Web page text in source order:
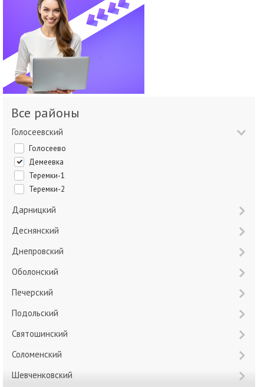
Все районы
Голосеевский
Голосеево
Демеевка
Теремки-1
Теремки-2
Дарницкий
Деснянский
Днепровский
Оболонский
Печерский
Подольский
Святошинский
Соломенский
Шевченковский